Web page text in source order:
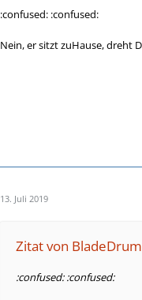
:confused: :confused:
Nein, er sitzt zuHause, dreht
13. Juli 2019
Zitat von
:confused: :confused: